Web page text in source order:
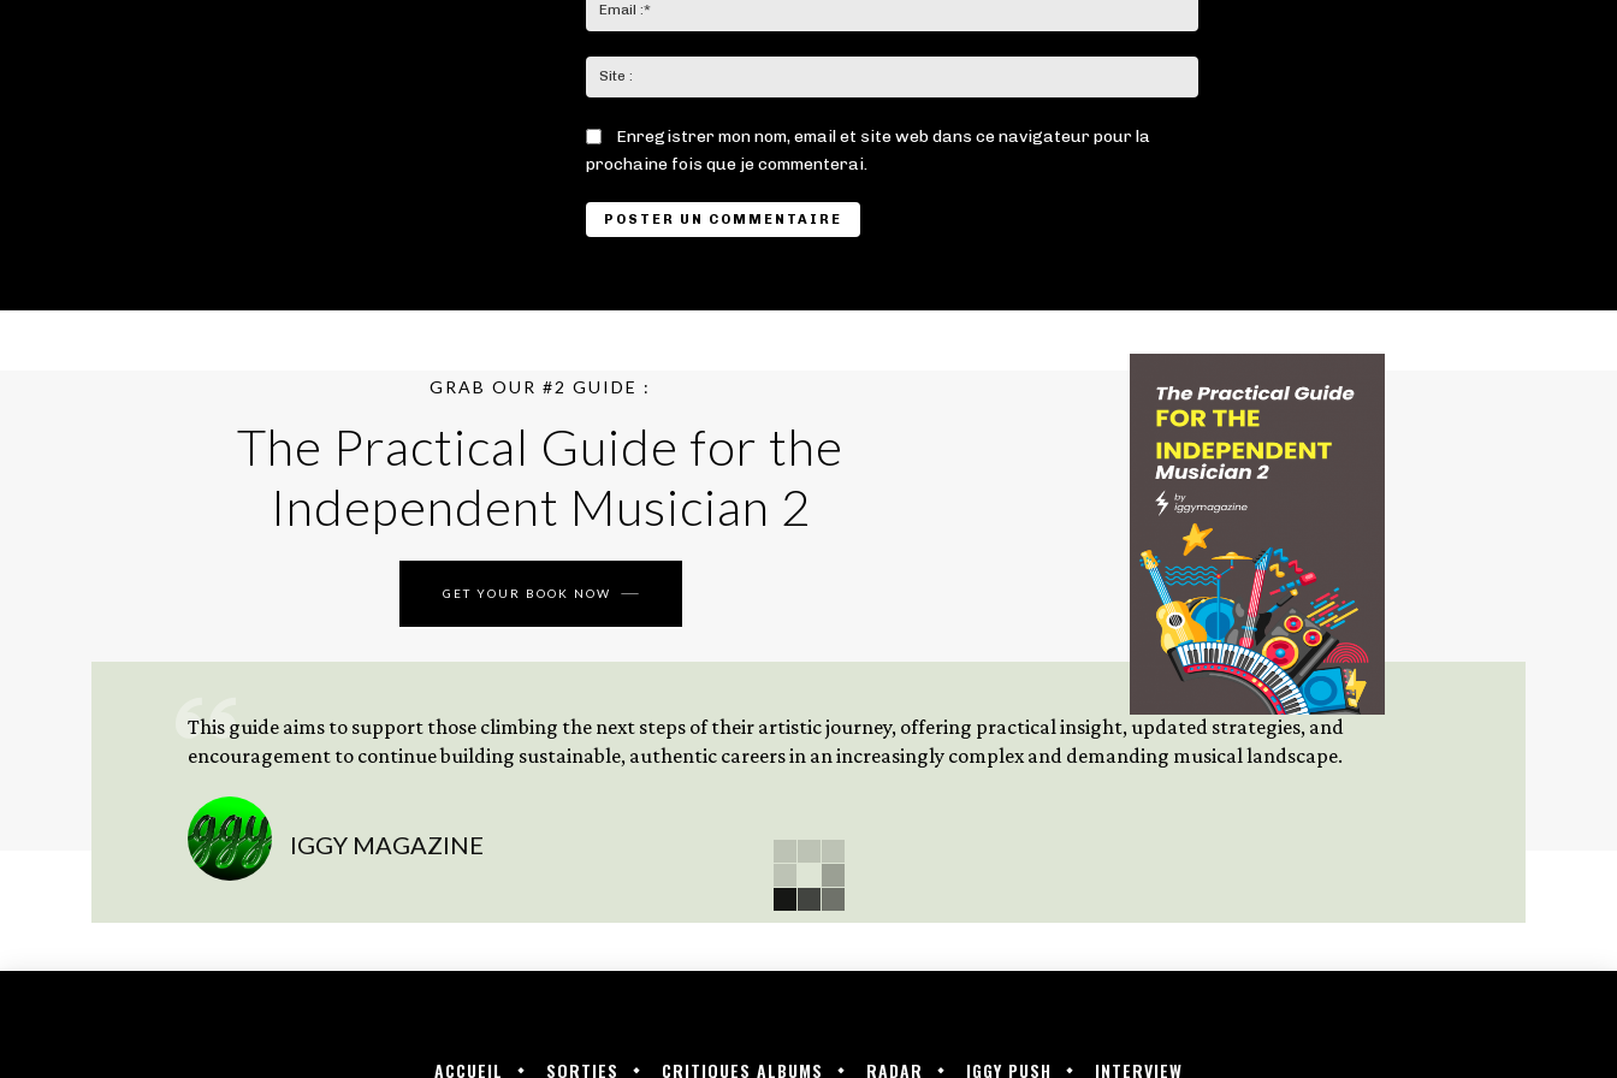
:*
:
Enregistrer mon nom, email et site web dans ce navigateur pour la
prochaine fois que je commenterai.
GRAB OUR #2 GUIDE :
The Practical Guide for the
Independent Musician 2
GET YOUR BOOK NOW
This guide aims to support those climbing the next steps of their artistic journey, offering practical insight, updated strategies, and
encouragement to continue building sustainable, authentic careers in an increasingly complex and demanding musical landscape.
IGGY MAGAZINE
ACCUEIL SORTIES CRITIQUES ALBUMS RADAR IGGY PUSH INTERVIEW